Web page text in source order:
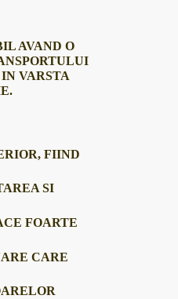
AVAND O
VARSTA
FIIND
SI
FOARTE
CARE